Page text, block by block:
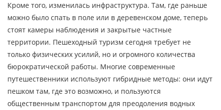
Кроме того, изменилась инфраструктура. Там, где раньше
можно было спать в поле или в деревенском доме, теперь
стоят камеры наблюдения и закрытые частные
территории. Пешеходный туризм сегодня требует не
только физических усилий, но и огромного количества
бюрократической работы. Многие современные
путешественники используют гибридные методы: они идут
пешком там, где это возможно, и пользуются
общественным транспортом для преодоления водных